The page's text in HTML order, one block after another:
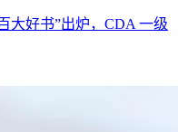
大好书”出炉，CDA 一级